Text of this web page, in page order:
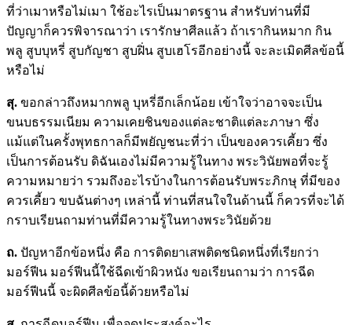
ที่ว่าเมาหรือไม่เมา ใช้อะไรเป็นมาตรฐาน สำหรับท่านที่มี
ปัญญาก็ควรพิจารณาว่า เรารักษาศีลแล้ว ถ้าเรากินหมาก กิน
พลู สูบบุหรี่ สูบกัญชา สูบฝิ่น สูบเฮโรอีกอย่างนี้ จะละเมิดศีลข้อนี้
หรือไม่
สุ. ขอกล่าวถึงหมากพลู บุหรี่อีกเล็กน้อย เข้าใจว่าอาจจะเป็น
ขนบธรรมเนียม ความเคยชินของแต่ละชาติแต่ละภาษา ซึ่ง
แม้แต่ในครั้งพุทธกาลก็มีพยัญชนะที่ว่า เป็นของควรเคี้ยว ซึ่ง
เป็นการต้อนรับ ดิฉันเองไม่มีความรู้ในทาง พระวินัยพอที่จะรู้
ความหมายว่า รวมถึงอะไรบ้างในการต้อนรับพระภิกษุ ที่มีของ
ควรเคี้ยว ขบฉันต่างๆ เหล่านี้ ท่านที่สนใจในด้านนี้ ก็ควรที่จะได้
กราบเรียนถามท่านที่มีความรู้ในทางพระวินัยด้วย
ถ. ปัญหาอีกข้อหนึ่ง คือ การติดยาเสพติดชนิดหนึ่งที่เรียกว่า
มอร์ฟีน มอร์ฟีนนี้ใช้ฉีดเข้าผิวหนัง ขอเรียนถามว่า การฉีด
มอร์ฟีนนี้ จะผิดศีลข้อนี้ด้วยหรือไม่